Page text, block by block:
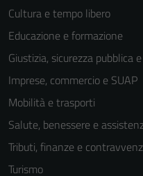
Cultura e tempo libero
Educazione e formazione
Giustizia, sicurezza pubblica
Imprese, commercio e SUAP
Mobilità e trasporti
Salute, benessere e
Tributi, finanze e
Turismo